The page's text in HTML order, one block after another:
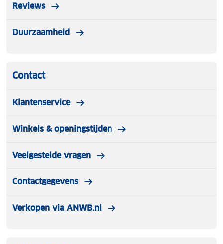
Reviews
Duurzaamheid
Contact
Klantenservice
Winkels & openingstijden
Veelgestelde vragen
Contactgegevens
Verkopen via ANWB.nl